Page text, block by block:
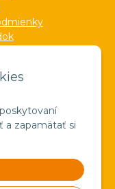
a zapamätať si
vosku